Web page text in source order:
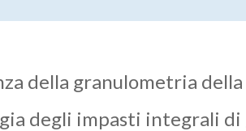
della granulometria
degli impasti integrali di